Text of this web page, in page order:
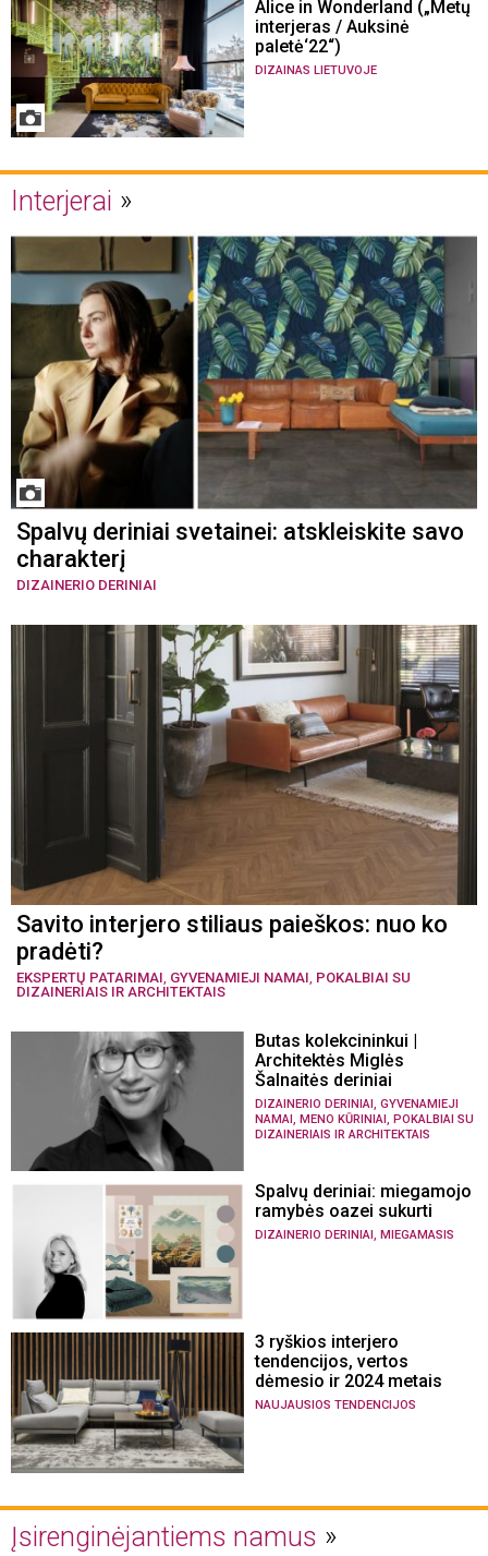
Alice in Wonderland („Metų
interjeras / Auksinė
paletė‘22“)
DIZAINAS LIETUVOJE
Interjerai
Spalvų deriniai svetainei: atskleiskite savo
charakterį
DIZAINERIO DERINIAI
Savito interjero stiliaus paieškos: nuo ko
pradėti?
EKSPERTŲ PATARIMAI GYVENAMIEJI NAMAI POKALBIAI SU
DIZAINERIAIS IR ARCHITEKTAIS
Butas kolekcininkui |
Architektės Miglės
Šalnaitės deriniai
DIZAINERIO DERINIAI GYVENAMIEJI
NAMAI MENO KŪRINIAI POKALBIAI SU
DIZAINERIAIS IR ARCHITEKTAIS
Spalvų deriniai: miegamojo
ramybės oazei sukurti
DIZAINERIO DERINIAI MIEGAMASIS
3 ryškios interjero
tendencijos, vertos
dėmesio ir 2024 metais
NAUJAUSIOS TENDENCIJOS
Įsirenginėjantiems namus